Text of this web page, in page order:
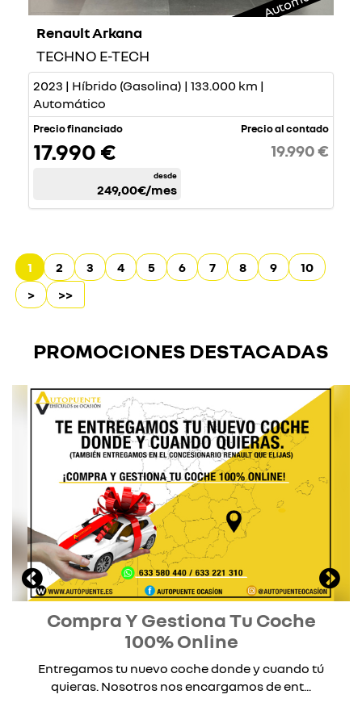
Renault Arkana
TECHNO E-TECH
2023 | Híbrido (Gasolina) | 133.000 km |
Automático
Precio financiado
17.990 €
desde
249,00€/mes
Precio al contado
19.990 €
1 2 3 4 5 6 7 8 9
10
>
>>
PROMOCIONES DESTACADAS
Compra Y Gestiona Tu Coche
100% Online
Entregamos tu nuevo coche donde y cuando tú
quieras. Nosotros nos encargamos de ent...